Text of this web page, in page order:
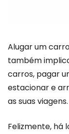
Alugar um
também
carros, pagar
estacionar e
as suas viagens.
Felizmente, há